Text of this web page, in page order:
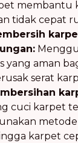
membantu
tidak cepat
yang aman
serat
cuci karpet
karpet